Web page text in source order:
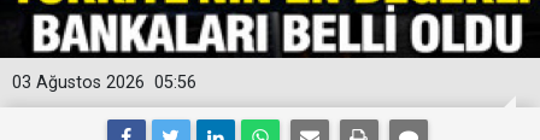
05:56
03 Ağustos 2026